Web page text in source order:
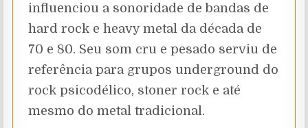
influenciou a sonoridade de bandas de
hard rock e heavy metal da década de
70 e 80. Seu som cru e pesado serviu de
referência para grupos underground do
rock psicodélico, stoner rock e até
mesmo do metal tradicional.